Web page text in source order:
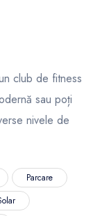
club de fitness
sau poți
nivele de
Parcare